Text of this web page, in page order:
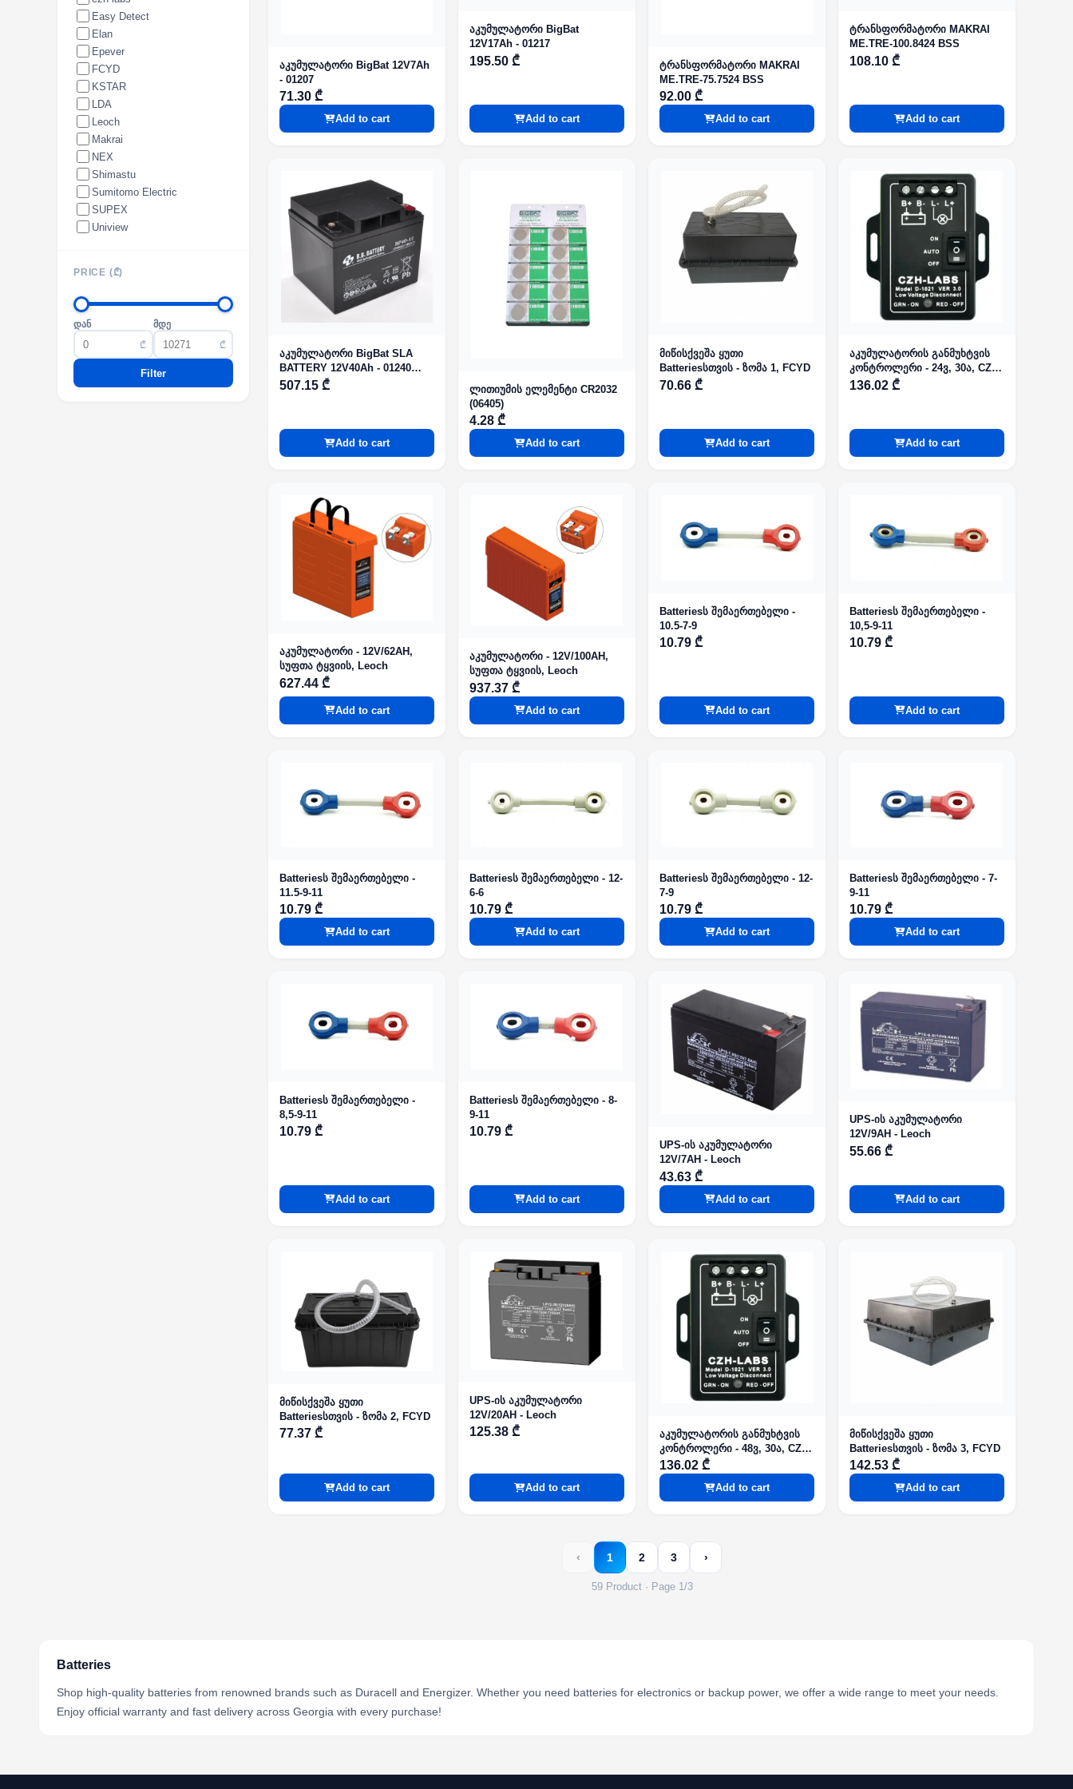
Easy Detect
Elan
Epever
FCYD
KSTAR
LDA
Leoch
Makrai
NEX
Shimastu
Sumitomo Electric
SUPEX
Uniview
PRICE (₾)
დან
₾
მდე
₾
Filter
აკუმულატორი BigBat 12V7Ah
- 01207
71.30 ₾
Add to cart
აკუმულატორი BigBat
12V17Ah - 01217
195.50 ₾
Add to cart
ტრანსფორმატორი MAKRAI
ME.TRE-75.7524 BSS
92.00 ₾
Add to cart
ტრანსფორმატორი MAKRAI
ME.TRE-100.8424 BSS
108.10 ₾
Add to cart
აკუმულატორი BigBat SLA
BATTERY 12V40Ah - 01240
(05744)
507.15 ₾
Add to cart
ლითიუმის ელემენტი CR2032
(06405)
4.28 ₾
Add to cart
მიწისქვეშა ყუთი
Batteriesსთვის - ზომა 1, FCYD
70.66 ₾
Add to cart
აკუმულატორის განმუხტვის
კონტროლერი - 24ვ, 30ა, CZH-
LABS
136.02 ₾
Add to cart
აკუმულატორი - 12V/62AH,
სუფთა ტყვიის, Leoch
627.44 ₾
Add to cart
აკუმულატორი - 12V/100AH,
სუფთა ტყვიის, Leoch
937.37 ₾
Add to cart
Batteriesს შემაერთებელი -
10.5-7-9
10.79 ₾
Add to cart
Batteriesს შემაერთებელი -
10,5-9-11
10.79 ₾
Add to cart
Batteriesს შემაერთებელი -
11.5-9-11
10.79 ₾
Add to cart
Batteriesს შემაერთებელი - 12-
6-6
10.79 ₾
Add to cart
Batteriesს შემაერთებელი - 12-
7-9
10.79 ₾
Add to cart
Batteriesს შემაერთებელი - 7-
9-11
10.79 ₾
Add to cart
Batteriesს შემაერთებელი -
8,5-9-11
10.79 ₾
Add to cart
Batteriesს შემაერთებელი - 8-
9-11
10.79 ₾
Add to cart
UPS-ის აკუმულატორი
12V/7AH - Leoch
43.63 ₾
Add to cart
UPS-ის აკუმულატორი
12V/9AH - Leoch
55.66 ₾
Add to cart
მიწისქვეშა ყუთი
Batteriesსთვის - ზომა 2, FCYD
77.37 ₾
Add to cart
UPS-ის აკუმულატორი
12V/20AH - Leoch
125.38 ₾
Add to cart
აკუმულატორის განმუხტვის
კონტროლერი - 48ვ, 30ა, CZH-
LABS
136.02 ₾
Add to cart
მიწისქვეშა ყუთი
Batteriesსთვის - ზომა 3, FCYD
142.53 ₾
Add to cart
‹ 1 2 3 ›
59 Product · Page 1/3
Batteries
Shop high-quality batteries from renowned brands such as Duracell and Energizer. Whether you need batteries for electronics or backup power, we offer a wide range to meet your needs.
Enjoy official warranty and fast delivery across Georgia with every purchase!